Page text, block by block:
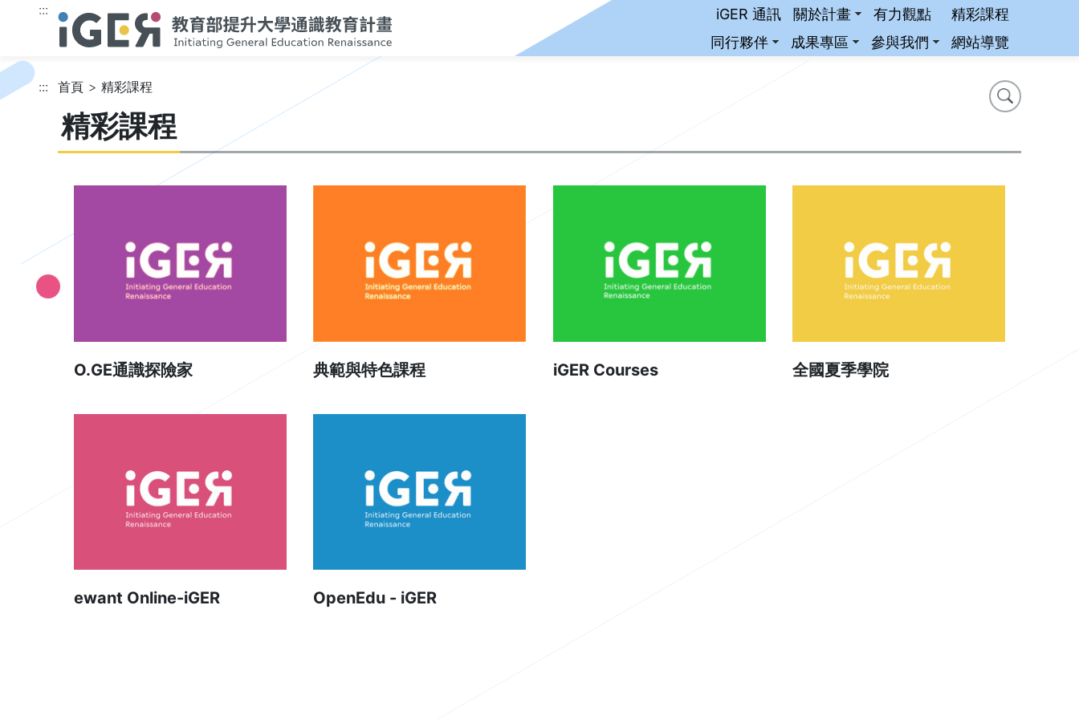
跳到主要內容
::: iGER 通訊 關於計畫 有力觀點
精彩課程
同行夥伴
成果專區 參與我們 網站導覽
::: 首頁
精彩課程
搜尋
搜尋
精彩課程
O.GE通識探險家 典範與特色課程 iGER Courses 全國夏季學院
ewant Online-iGER OpenEdu - iGER